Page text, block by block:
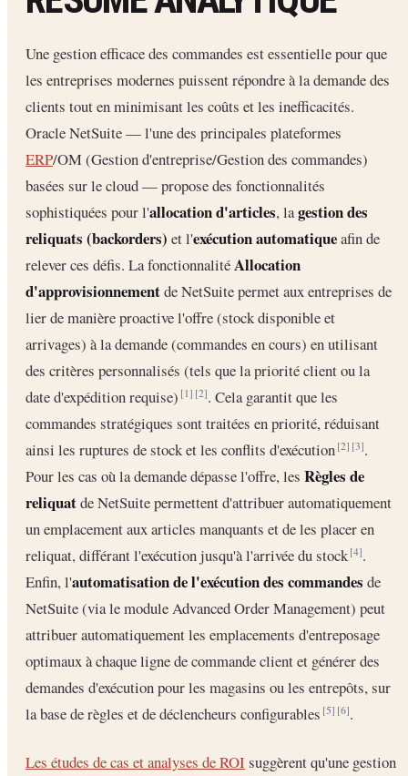
Une gestion efficace des commandes est essentielle pour que
les entreprises modernes puissent répondre à la demande des
clients tout en minimisant les coûts et les inefficacités.
Oracle NetSuite — l'une des principales plateformes
ERP/OM (Gestion d'entreprise/Gestion des commandes)
basées sur le cloud — propose des fonctionnalités
sophistiquées pour l'allocation d'articles, lagestion des
reliquats (backorders) et l'exécution automatiqueafin de
relever ces défis. La fonctionnalitéAllocation
d'approvisionnementde NetSuite permet aux entreprises de
lier de manière proactive l'offre (stock disponible et
arrivages) à la demande (commandes en cours) en utilisant
des critères personnalisés (tels que la priorité client ou la
date d'expédition requise)[1] [2]. Cela garantit que les
commandes stratégiques sont traitées en priorité, réduisant
ainsi les ruptures de stock et les conflits d'exécution[2] [3].
Pour les cas où la demande dépasse l'offre, les Règles de
reliquatde NetSuite permettent d'attribuer automatiquement
un emplacement aux articles manquants et de les placer en
reliquat, différant l'exécution jusqu'à l'arrivée du stock[4].
Enfin, l'automatisation de l'exécution des commandes de
NetSuite (via le module Advanced Order Management) peut
attribuer automatiquement les emplacements d'entreposage
optimaux à chaque ligne de commande client et générer des
demandes d'exécution pour les magasins ou les entrepôts, sur
la base de règles et de déclencheurs configurables[5] [6].
Les études de cas et analyses de ROI suggèrent qu'une gestion